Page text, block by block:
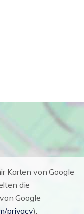
Karten von Google
die
Google
privacy).